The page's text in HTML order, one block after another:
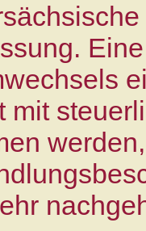
mit